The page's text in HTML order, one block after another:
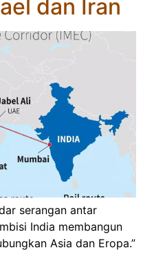
dan Iran
serangan antar
India membangun
Asia dan Eropa.”